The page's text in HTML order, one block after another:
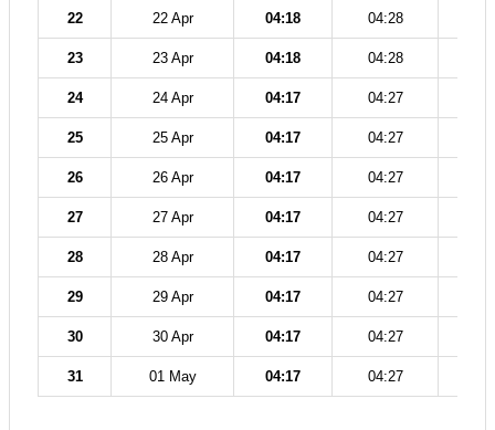
22 22 Apr 04:18 04:28
23 23 Apr 04:18 04:28
24 24 Apr 04:17 04:27
25 25 Apr 04:17 04:27
26 26 Apr 04:17 04:27
27 27 Apr 04:17 04:27
28 28 Apr 04:17 04:27
29 29 Apr 04:17 04:27
30 30 Apr 04:17 04:27
31 01 May 04:17 04:27